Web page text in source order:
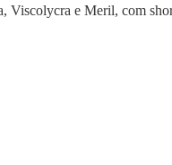
Viscolycra e Meril, com